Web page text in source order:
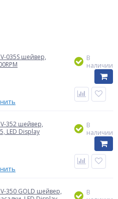
035S шейвер,
В
наличии
352 шейвер,
LED Display
В
наличии
350 GOLD шейвер,
В